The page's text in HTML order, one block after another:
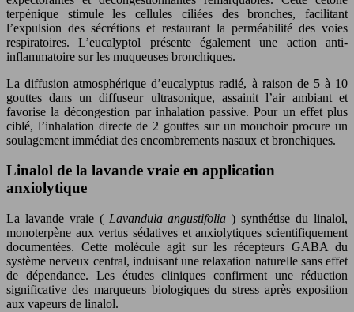
terpénique stimule les cellules ciliées des bronches, facilitant
l’expulsion des sécrétions et restaurant la perméabilité des voies
respiratoires. L’eucalyptol présente également une action anti-
inflammatoire sur les muqueuses bronchiques.
La diffusion atmosphérique d’eucalyptus radié, à raison de 5 à 10
gouttes dans un diffuseur ultrasonique, assainit l’air ambiant et
favorise la décongestion par inhalation passive. Pour un effet plus
ciblé, l’inhalation directe de 2 gouttes sur un mouchoir procure un
soulagement immédiat des encombrements nasaux et bronchiques.
Linalol de la lavande vraie en application
anxiolytique
La lavande vraie ( Lavandula angustifolia) synthétise du linalol,
monoterpène aux vertus sédatives et anxiolytiques scientifiquement
documentées. Cette molécule agit sur les récepteurs GABA du
système nerveux central, induisant une relaxation naturelle sans effet
de dépendance. Les études cliniques confirment une réduction
significative des marqueurs biologiques du stress après exposition
aux vapeurs de linalol.